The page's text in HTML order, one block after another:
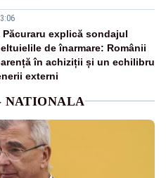
Păcuraru explică sondajul
de înarmare: Românii
în achiziții și un echilibru
externi
NATIONALA